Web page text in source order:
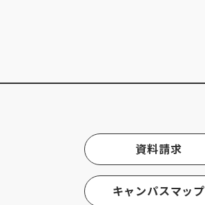
資料請求
キャンパスマップ